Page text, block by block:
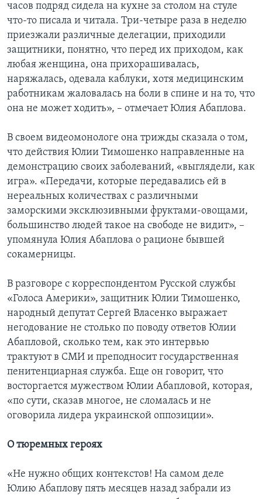
часов подряд сидела на кухне за столом на стуле
что-то писала и читала. Три-четыре раза в неделю
приезжали различные делегации, приходили
защитники, понятно, что перед их приходом, как
любая женщина, она прихорашивалась,
наряжалась, одевала каблуки, хотя медицинским
работникам жаловалась на боли в спине и на то, что
она не может ходить», – отмечает Юлия Абаплова.
В своем видеомонологе она трижды сказала о том,
что действия Юлии Тимошенко направленные на
демонстрацию своих заболеваний, «выглядели, как
игра». «Передачи, которые передавались ей в
нереальных количествах с различными
заморскими эксклюзивными фруктами-овощами,
большинство людей такое на свободе не видит», –
упомянула Юлия Абаплова о рационе бывшей
сокамерницы.
В разговоре с корреспондентом Русской службы
«Голоса Америки», защитник Юлии Тимошенко,
народный депутат Сергей Власенко выражает
негодование не столько по поводу ответов Юлии
Абапловой, сколько тем, как это интервью
трактуют в СМИ и преподносит государственная
пенитенциарная служба. Еще он говорит, что
восторгается мужеством Юлии Абапловой, которая,
«по сути, сказав многое, не сломалась и не
оговорила лидера украинской оппозиции».
О тюремных героях
«Не нужно общих контекстов! На самом деле
Юлию Абаплову пять месяцев назад забрали из